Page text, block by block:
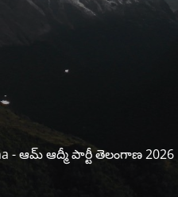
- ఆమ్ ఆద్మీ పార్టీ తెలంగాణ 2026